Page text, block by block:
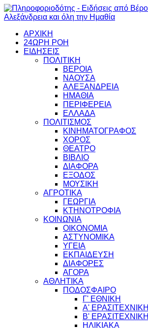
ΑΡΧΙΚΗ
24ΩΡΗ ΡΟΗ
ΕΙΔΗΣΕΙΣ
ΠΟΛΙΤΙΚΗ
ΒΕΡΟΙΑ
ΝΑΟΥΣΑ
ΑΛΕΞΑΝΔΡΕΙΑ
ΗΜΑΘΙΑ
ΠΕΡΙΦΕΡΕΙΑ
ΕΛΛΑΔΑ
ΠΟΛΙΤΙΣΜΟΣ
ΚΙΝΗΜΑΤΟΓΡΑΦΟΣ
ΧΟΡΟΣ
ΘΕΑΤΡΟ
ΒΙΒΛΙΟ
ΔΙΑΦΟΡΑ
ΕΞΟΔΟΣ
ΜΟΥΣΙΚΗ
ΑΓΡΟΤΙΚΑ
ΓΕΩΡΓΙΑ
ΚΤΗΝΟΤΡΟΦΙΑ
ΚΟΙΝΩΝΙΑ
ΟΙΚΟΝΟΜΙΑ
ΑΣΤΥΝΟΜΙΚΑ
ΥΓΕΙΑ
ΕΚΠΑΙΔΕΥΣΗ
ΔΙΑΦΟΡΕΣ
ΑΓΟΡΑ
ΑΘΛΗΤΙΚΑ
ΠΟΔΟΣΦΑΙΡΟ
Γ' ΕΘΝΙΚΗ
Α' ΕΡΑΣΙΤΕΧΝΙΚΗ
Β' ΕΡΑΣΙΤΕΧΝΙΚΗ
ΗΛΙΚΙΑΚΑ